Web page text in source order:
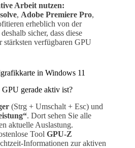
Arbeit nutzen:
, Adobe Premiere Pro,
erheblich von der
sicher, dass diese
verfügbaren GPU
in Windows 11
gerade aktiv ist?
(Strg + Umschalt + Esc) und
. Dort sehen Sie alle
aktuelle Auslastung.
Tool GPU-Z
Informationen zur aktiven